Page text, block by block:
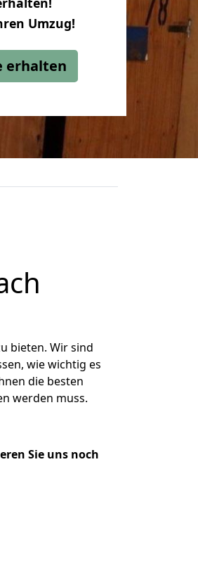
Umzug!
erhalten
bieten. Wir sind
wie wichtig es
die besten
werden muss.
Sie uns noch